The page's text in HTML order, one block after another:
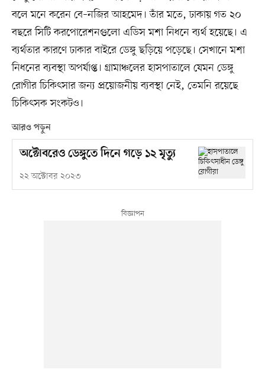
বলে মনে করেন বে–নজির আহমেদ। তাঁর মতে, ঢাকায় গত ২০
বছরে সিটি করপোরেশনগুলো এডিস মশা নিধনে ব্যর্থ হয়েছে। এ
ব্যর্থতার কারণে ঢাকার বাইরে ডেঙ্গু ছড়িয়ে পড়েছে। সেখানে মশা
নিধনের ব্যবস্থা অপর্যাপ্ত। গ্রামাঞ্চলের হাসপাতালে যেমন ডেঙ্গু
রোগীর চিকিৎসার জন্য প্রয়োজনীয় ব্যবস্থা নেই, তেমনি রয়েছে
চিকিৎসক সংকটও।
আরও পড়ুন
অক্টোবরেও ডেঙ্গুতে দিনে গড়ে ১২ মৃত্যু
২২ অক্টোবর ২০২৩